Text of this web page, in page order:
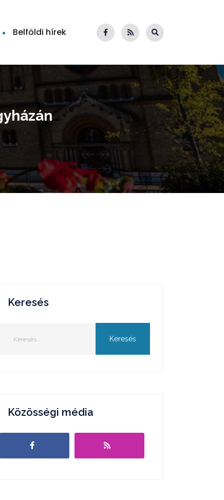
Belföldi hírek
Keresés
Közösségi média